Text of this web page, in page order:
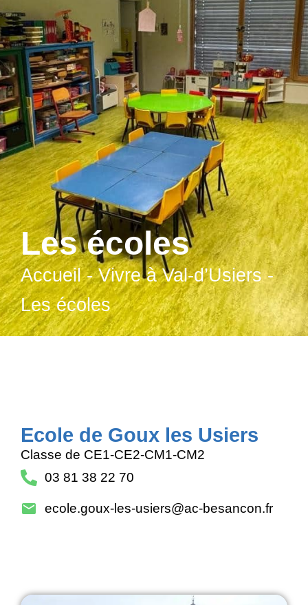
principal
Les écoles
Accueil-Vivre à Val-d’Usiers-
Les écoles
Ecole de Goux les Usiers
Classe de CE1-CE2-CM1-CM2
03 81 38 22 70
ecole.goux-les-usiers@ac-besancon.fr